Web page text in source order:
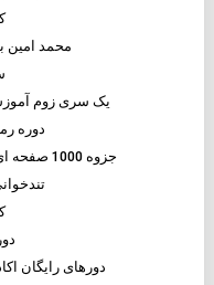
محمد امین
یک سری زوم
دوره
جزوه 1000 صفحه ای از فارکس ( توضیحات پایه و…)
دورهای رایگان